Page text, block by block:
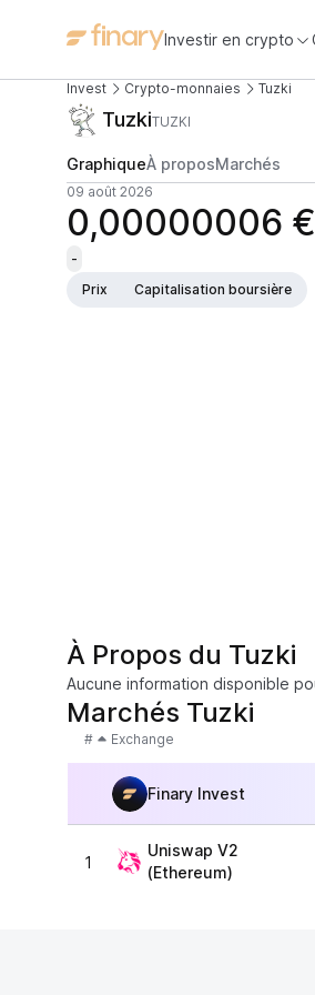
Investir en crypto
Invest Crypto-monnaies Tuzki
TuzkiTUZKI
GraphiqueÀ proposMarchés
09 août 2026
0,00000006 €
-
Prix
Capitalisation boursière
À Propos du Tuzki
Aucune information disponible
Marchés Tuzki
# Exchange
Finary Invest
1
Uniswap V2
(Ethereum)